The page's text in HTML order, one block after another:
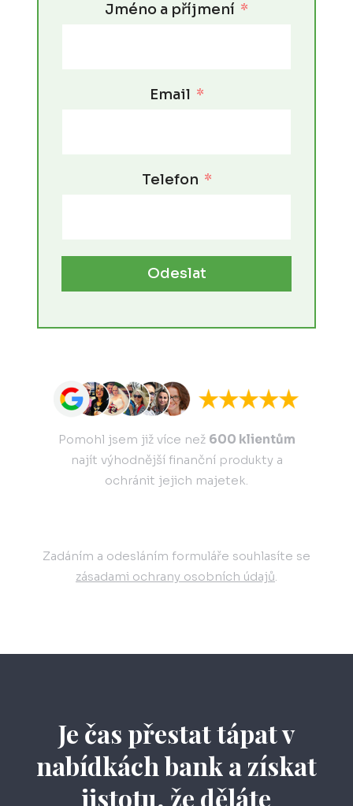
Jméno a příjmení
Email
Telefon
Odeslat
Pomohl jsem již více než 600 klientům
najít výhodnější finanční produkty a
ochránit jejich majetek.
Zadáním a odesláním formuláře souhlasíte se
zásadami ochrany osobních údajů.
Je čas přestat tápat v
nabídkách bank a získat
jistotu, že děláte